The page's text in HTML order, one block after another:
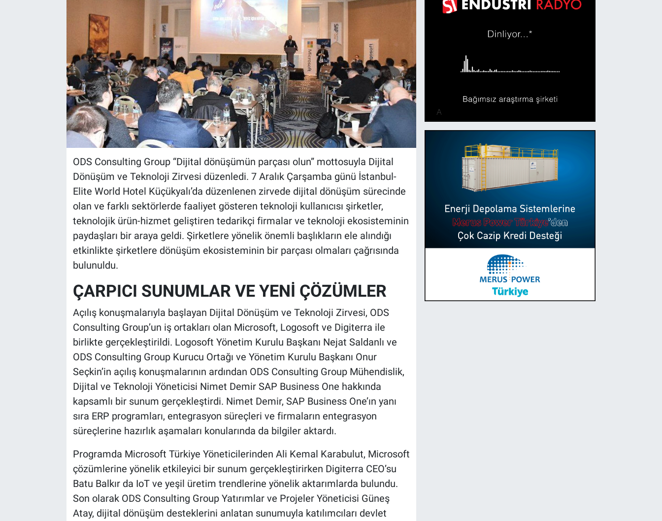
ODS Consulting Group “Dijital dönüşümün parçası olun” mottosuyla Dijital
Dönüşüm ve Teknoloji Zirvesi düzenledi. 7 Aralık Çarşamba günü İstanbul-
Elite World Hotel Küçükyalı’da düzenlenen zirvede dijital dönüşüm sürecinde
olan ve farklı sektörlerde faaliyet gösteren teknoloji kullanıcısı şirketler,
teknolojik ürün-hizmet geliştiren tedarikçi firmalar ve teknoloji ekosisteminin
paydaşları bir araya geldi. Şirketlere yönelik önemli başlıkların ele alındığı
etkinlikte şirketlere dönüşüm ekosisteminin bir parçası olmaları çağrısında
bulunuldu.
ÇARPICI SUNUMLAR VE YENİ ÇÖZÜMLER
Açılış konuşmalarıyla başlayan Dijital Dönüşüm ve Teknoloji Zirvesi, ODS
Consulting Group’un iş ortakları olan Microsoft, Logosoft ve Digiterra ile
birlikte gerçekleştirildi. Logosoft Yönetim Kurulu Başkanı Nejat Saldanlı ve
ODS Consulting Group Kurucu Ortağı ve Yönetim Kurulu Başkanı Onur
Seçkin’in açılış konuşmalarının ardından ODS Consulting Group Mühendislik,
Dijital ve Teknoloji Yöneticisi Nimet Demir SAP Business One hakkında
kapsamlı bir sunum gerçekleştirdi. Nimet Demir, SAP Business One’ın yanı
sıra ERP programları, entegrasyon süreçleri ve firmaların entegrasyon
süreçlerine hazırlık aşamaları konularında da bilgiler aktardı.
Programda Microsoft Türkiye Yöneticilerinden Ali Kemal Karabulut, Microsoft
çözümlerine yönelik etkileyici bir sunum gerçekleştirirken Digiterra CEO’su
Batu Balkır da IoT ve yeşil üretim trendlerine yönelik aktarımlarda bulundu.
Son olarak ODS Consulting Group Yatırımlar ve Projeler Yöneticisi Güneş
Atay, dijital dönüşüm desteklerini anlatan sunumuyla katılımcıları devlet
Ağır Sanayi Çözümleri